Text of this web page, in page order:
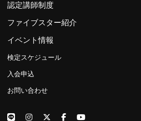
認定講師制度
ファイブスター紹介
イベント情報
検定スケジュール
入会申込
お問い合わせ